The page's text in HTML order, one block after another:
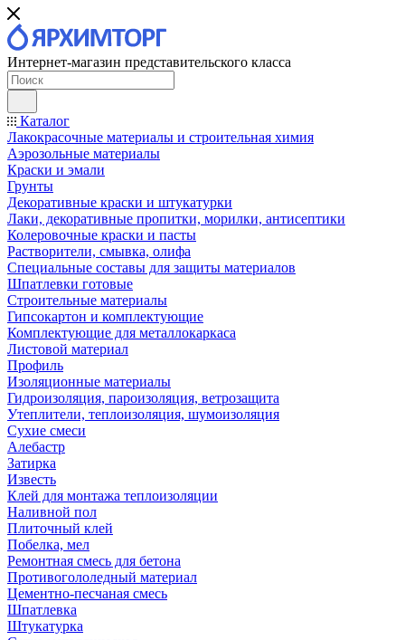
Интернет-магазин представительского класса
Каталог
Лакокрасочные материалы и строительная химия
Аэрозольные материалы
Краски и эмали
Грунты
Декоративные краски и штукатурки
Лаки, декоративные пропитки, морилки, антисептики
Колеровочные краски и пасты
Растворители, смывка, олифа
Специальные составы для защиты материалов
Шпатлевки готовые
Строительные материалы
Гипсокартон и комплектующие
Комплектующие для металлокаркаса
Листовой материал
Профиль
Изоляционные материалы
Гидроизоляция, пароизоляция, ветрозащита
Утеплители, теплоизоляция, шумоизоляция
Сухие смеси
Алебастр
Затирка
Известь
Клей для монтажа теплоизоляции
Наливной пол
Плиточный клей
Побелка, мел
Ремонтная смесь для бетона
Противогололедный материал
Цементно-песчаная смесь
Шпатлевка
Штукатурка